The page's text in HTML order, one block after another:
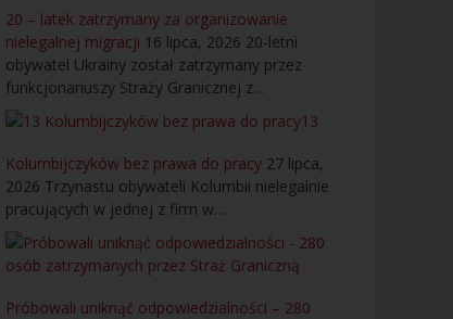
20 – latek zatrzymany za organizowanie
nielegalnej migracji 16 lipca, 2026 20-letni
obywatel Ukrainy został zatrzymany przez
funkcjonariuszy Straży Granicznej z…
13
Kolumbijczyków bez prawa do pracy 27 lipca,
2026 Trzynastu obywateli Kolumbii nielegalnie
pracujących w jednej z firm w…
Próbowali uniknąć odpowiedzialności – 280